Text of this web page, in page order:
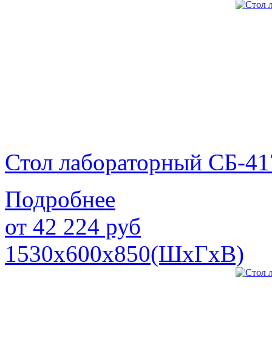
Стол лабораторный СБ-
Подробнее
от 42 224 руб
1530х600х850(ШхГхВ)